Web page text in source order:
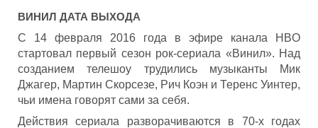
ВИНИЛ ДАТА ВЫХОДА
С 14 февраля 2016 года в эфире канала HBO
стартовал первый сезон рок-сериала «Винил». Над
созданием телешоу трудились музыканты Мик
Джагер, Мартин Скорсезе, Рич Коэн и Теренс Уинтер,
чьи имена говорят сами за себя.
Действия сериала разворачиваются в 70-х годах